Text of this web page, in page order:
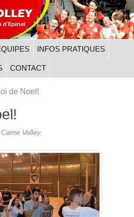
INFOS PRATIQUES
CONTACT
de Noel!
Came Volley